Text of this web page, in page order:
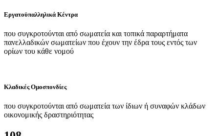
Εργατοϋπαλληλικά Κέντρα
που συγκροτούνται από σωματεία και τοπικά παραρτήματα
πανελλαδικών σωματείων που έχουν την έδρα τους εντός των
ορίων του κάθε νομού
Κλαδικές Ομοσπονδίες
που συγκροτούνται από σωματεία των ίδιων ή συναφών κλάδων
οικονομικής δραστηριότητας